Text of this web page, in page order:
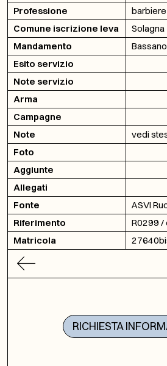
Professione
barbiere
Comune iscrizione leva
Solagna
Mandamento
Esito servizio
Note servizio
Arma
Campagne
Note
vedi
Foto
Aggiunte
Allegati
Fonte
ASVI
Riferimento
R0299 /
Matricola
RICHIESTA